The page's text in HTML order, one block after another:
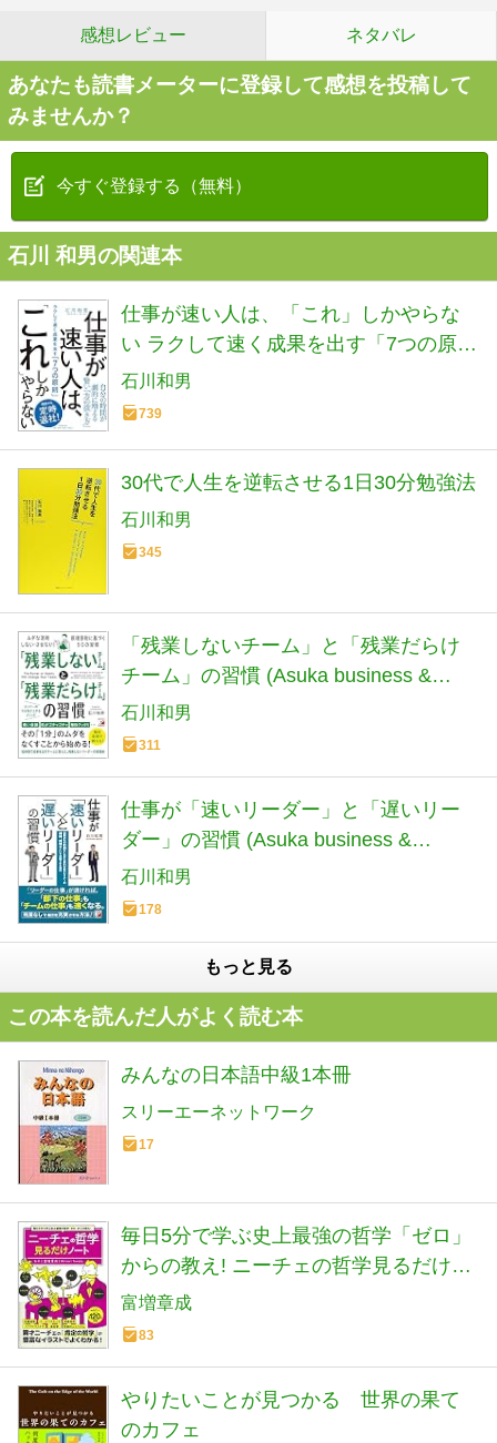
感想レビュー ネタバレ
あなたも読書メーターに登録して感想を投稿して
みませんか？
今すぐ登録する（無料）
石川 和男の関連本
仕事が速い人は、「これ」しかやらな
い ラクして速く成果を出す「7つの原
則」
石川和男
739
30代で人生を逆転させる1日30分勉強法
石川和男
345
「残業しないチーム」と「残業だらけ
チーム」の習慣 (Asuka business &
language book)
石川和男
311
仕事が「速いリーダー」と「遅いリー
ダー」の習慣 (Asuka business &
language book)
石川和男
178
もっと見る
この本を読んだ人がよく読む本
みんなの日本語中級1本冊
スリーエーネットワーク
17
毎日5分で学ぶ史上最強の哲学「ゼロ」
からの教え! ニーチェの哲学見るだけノ
ート
富増章成
83
やりたいことが見つかる 世界の果て
のカフェ